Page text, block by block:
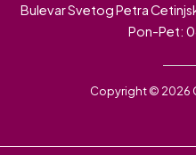
Bulevar Svetog Petra
Pon-Pet:
Copyright © 2026